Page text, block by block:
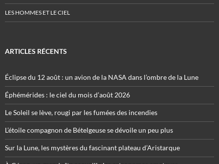
LES HOMMES ET LE CIEL
ARTICLES RÉCENTS
Éclipse du 12 août : un avion de la NASA dans l’ombre de la Lune
Éphémérides : le ciel du mois d’août 2026
Le Soleil se lève, rougi par les fumées des incendies
L’étoile compagnon de Bételgeuse se dévoile un peu plus
Sur la Lune, les mystères du fascinant plateau d’Aristarque